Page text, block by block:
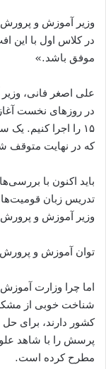
وزیر آموزش و
در کلاس اول با این
موفق باشد.»
علی اصغر فانی،
در روزهای نخست
۱۵ را اجرا کنیم.
که در نهایت
باید اکنون با
تدریس زبان
وزیر آموزش و
توان آموزش و
اما چرا وزارت
شناخت خوبی از
کشور دارند، برای حل
پرسش را با شاهد
مطرح کرده است.